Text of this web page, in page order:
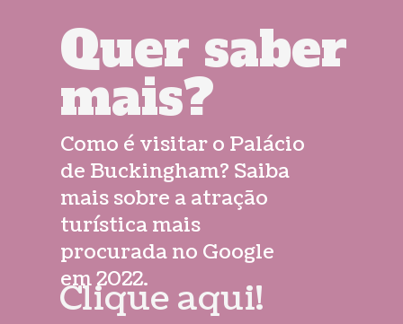
Quer saber
mais?
Como é visitar o Palácio
de Buckingham? Saiba
mais sobre a atração
turística mais
procurada no Google
em 2022.
Clique aqui!